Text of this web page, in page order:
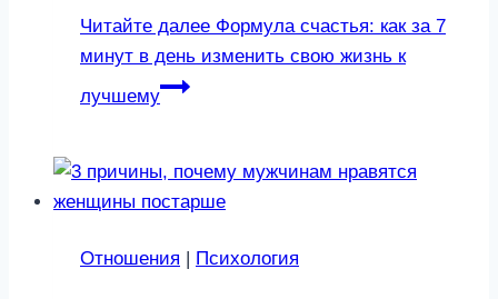
Читайте далее Формула счастья: как за 7
минут в день изменить свою жизнь к
лучшему
Отношения Психология